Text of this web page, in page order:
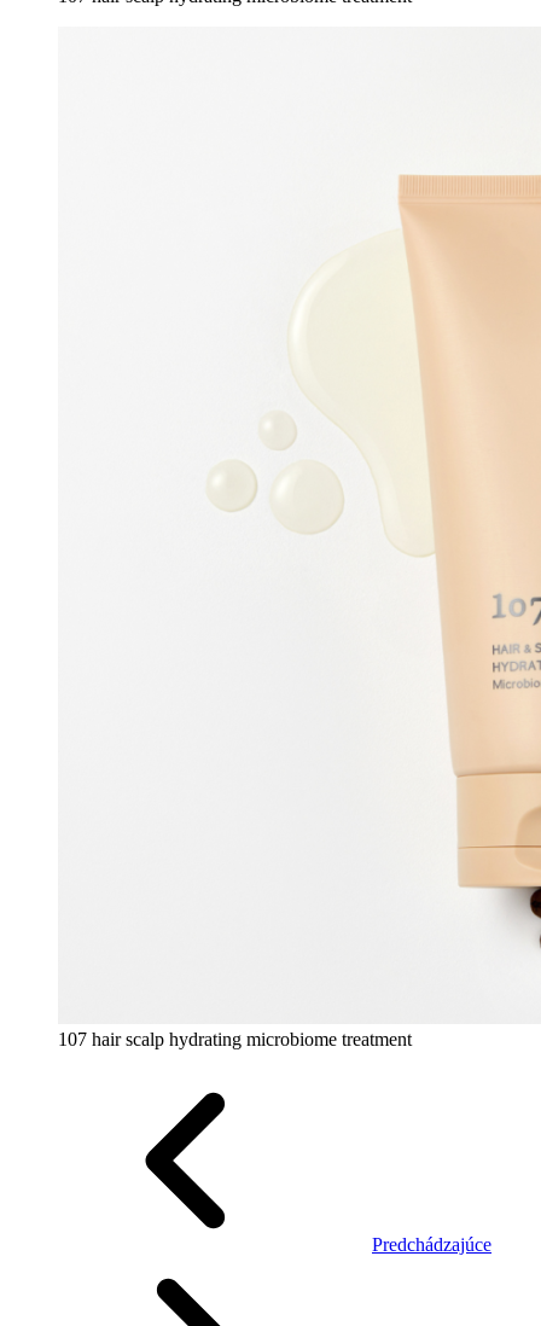
107 hair scalp hydrating microbiome treatment
Predchádzajúce